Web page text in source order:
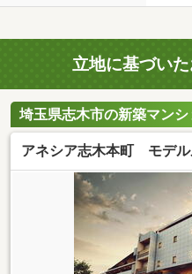
立地に基づい
埼玉県志木市の新築マンシ
アネシア志木本町 モデ